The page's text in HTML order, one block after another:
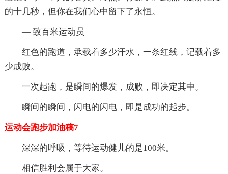
的十几秒，但你在我们心中留下了永恒。
— 致百米运动员
红色的跑道，承载着多少汗水，一条红线，记载着多
少成败。
一次起跑，是瞬间的爆发，成败，即决定其中。
瞬间的瞬间，闪电的闪电，即是成功的起步。
运动会跑步加油稿7
深深的呼吸，等待运动健儿的是100米。
相信胜利会属于大家。